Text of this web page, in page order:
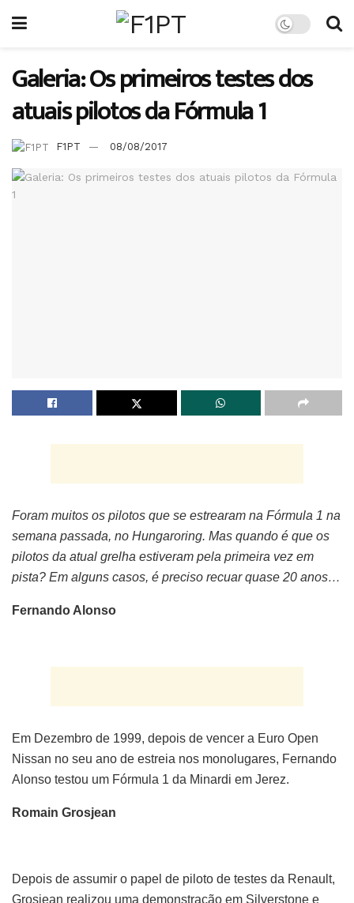
Galeria: Os primeiros testes dos
atuais pilotos da Fórmula 1
F1PT 08/08/2017
Foram muitos os pilotos que se estrearam na Fórmula 1 na
semana passada, no Hungaroring. Mas quando é que os
pilotos da atual grelha estiveram pela primeira vez em
pista? Em alguns casos, é preciso recuar quase 20 anos…
Fernando Alonso
Em Dezembro de 1999, depois de vencer a Euro Open
Nissan no seu ano de estreia nos monolugares, Fernando
Alonso testou um Fórmula 1 da Minardi em Jerez.
Romain Grosjean
Depois de assumir o papel de piloto de testes da Renault,
Grosjean realizou uma demonstração em Silverstone e